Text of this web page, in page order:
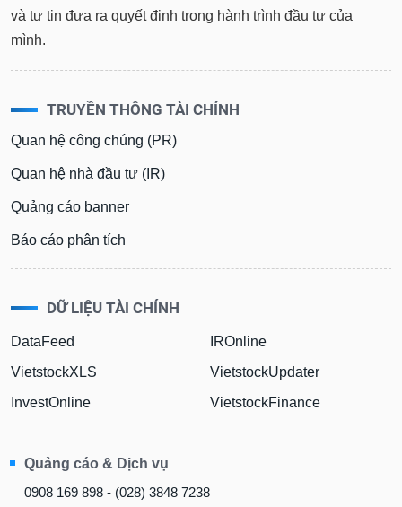
và tự tin đưa ra quyết định trong hành trình đầu tư của
mình.
TRUYỀN THÔNG TÀI CHÍNH
Quan hệ công chúng (PR)
Quan hệ nhà đầu tư (IR)
Quảng cáo banner
Báo cáo phân tích
DỮ LIỆU TÀI CHÍNH
DataFeed
VietstockXLS
InvestOnline
IROnline
VietstockUpdater
VietstockFinance
Quảng cáo & Dịch vụ
0908 169 898 - (028) 3848 7238